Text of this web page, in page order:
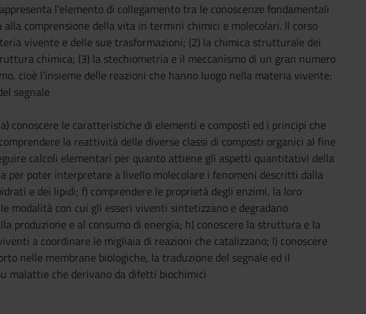
l'elemento di collegamento tra le conoscenze fondamentali
comprensione della vita in termini chimici e molecolari. Il corso
vivente e delle sue trasformazioni; (2) la chimica strutturale dei
chimica; (3) la stechiometria e il meccanismo di un gran numero
cioè l’insieme delle reazioni che hanno luogo nella materia vivente;
segnale
conoscere le caratteristiche di elementi e composti ed i principi che
la reattività delle diverse classi di composti organici al fine
calcoli elementari per quanto attiene gli aspetti quantitativi della
per poter interpretare a livello molecolare i fenomeni descritti dalla
e dei lipidi; f) comprendere le proprietà degli enzimi, la loro
modalità con cui gli esseri viventi sintetizzano e degradano
produzione e al consumo di energia; h) conoscere la struttura e la
a coordinare le migliaia di reazioni che catalizzano; l) conoscere
nelle membrane biologiche, la traduzione del segnale ed il
malattie che derivano da difetti biochimici